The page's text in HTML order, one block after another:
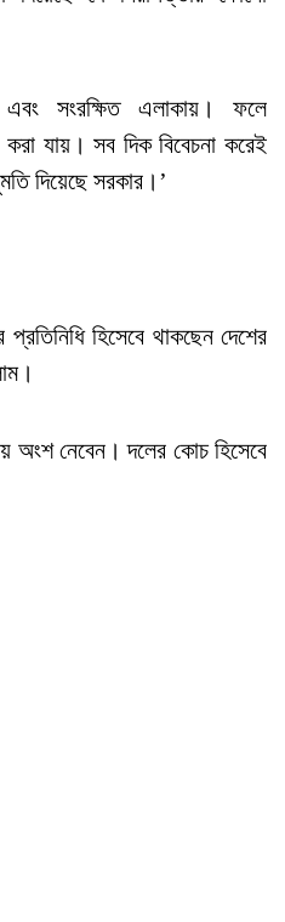
সংরক্ষিত এলাকায়। ফলে
যায়। সব দিক বিবেচনা করেই
দিয়েছে সরকার।’
হিসেবে থাকছেন দেশের
অংশ নেবেন। দলের কোচ হিসেবে